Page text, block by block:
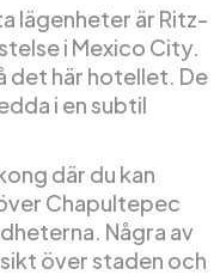
lägenheter är Ritz-
i Mexico City.
det här hotellet. De
i en subtil
där du kan
Chapultepec
Några av
över staden och